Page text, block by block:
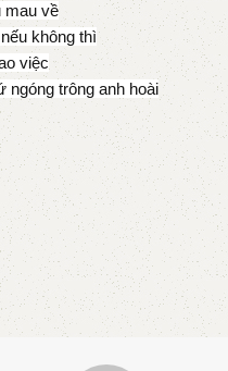
mau về
không thì
việc
ngóng trông anh hoài